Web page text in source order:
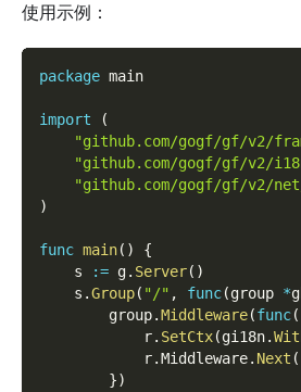
使用示例：
package main
import
(
"github.com/gogf/gf/v2/
"github.com/gogf/gf/v2/
"github.com/gogf/gf/v2/
)
func main( )
{
    s
:= g. Server( )
    s
.Group( "/" , func(group *
        group
.Middleware(func(
            r
. SetCtx(gi18n.
            r
.Middleware. Next (
})